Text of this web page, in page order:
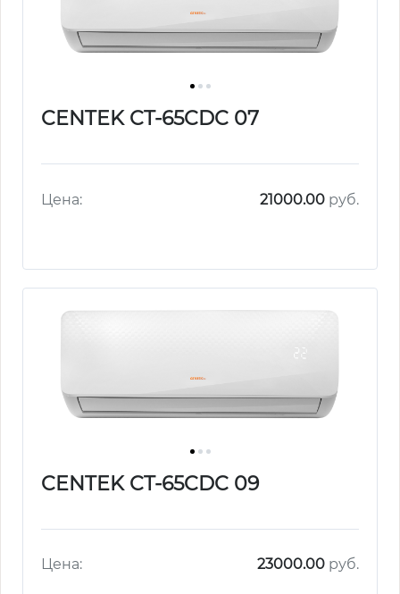
CENTEK CT-65CDC 07
Цена: 21000.00руб.
CENTEK CT-65CDC 09
Цена: 23000.00руб.